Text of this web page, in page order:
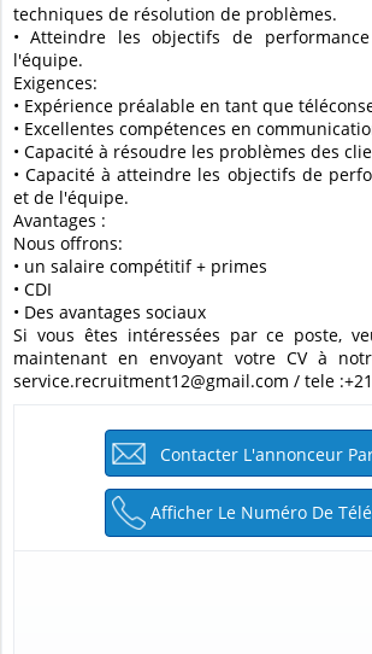
techniques de résolution de problèmes.
• Atteindre les objectifs de
l'équipe.
Exigences:
• Expérience préalable en tant que
• Excellentes compétences en
• Capacité à résoudre les problèmes des
• Capacité à atteindre les objectifs de
et de l'équipe.
Avantages :
Nous offrons:
• un salaire compétitif + primes
• CDI
• Des avantages sociaux
Si vous êtes intéressées par ce poste,
maintenant en envoyant votre CV à
service.recruitment12@gmail.com / tele
Contacter L'annonceur